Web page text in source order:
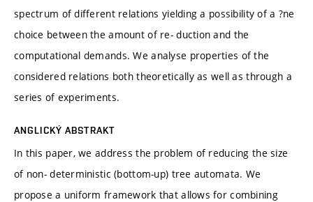
spectrum of different relations yielding a possibility of a ?ne
choice between the amount of re- duction and the
computational demands. We analyse properties of the
considered relations both theoretically as well as through a
series of experiments.
ANGLICKÝ ABSTRAKT
In this paper, we address the problem of reducing the size
of non- deterministic (bottom-up) tree automata. We
propose a uniform framework that allows for combining